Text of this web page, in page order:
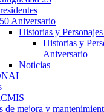
Aniversario
Historias y
Historias y
Aniversario
Noticias
de mejora y